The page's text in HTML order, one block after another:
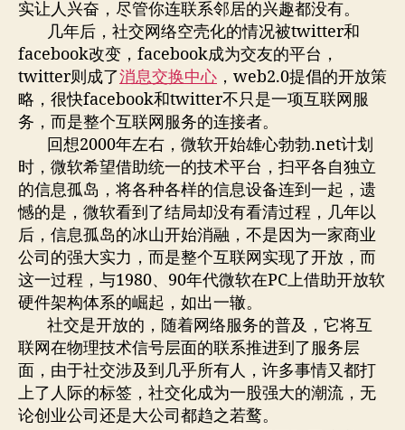
实让人兴奋，尽管你连联系邻居的兴趣都没有。
几年后，社交网络空壳化的情况被twitter和
facebook改变，facebook成为交友的平台，
twitter则成了消息交换中心 ，web2.0提倡的开放策
略，很快facebook和twitter不只是一项互联网服
务，而是整个互联网服务的连接者。
回想2000年左右，微软开始雄心勃勃.net计划
时，微软希望借助统一的技术平台，扫平各自独立
的信息孤岛，将各种各样的信息设备连到一起，遗
憾的是，微软看到了结局却没有看清过程，几年以
后，信息孤岛的冰山开始消融，不是因为一家商业
公司的强大实力，而是整个互联网实现了开放，而
这一过程，与1980、90年代微软在PC上借助开放软
硬件架构体系的崛起，如出一辙。
社交是开放的，随着网络服务的普及，它将互
联网在物理技术信号层面的联系推进到了服务层
面，由于社交涉及到几乎所有人，许多事情又都打
上了人际的标签，社交化成为一股强大的潮流，无
论创业公司还是大公司都趋之若鹜。